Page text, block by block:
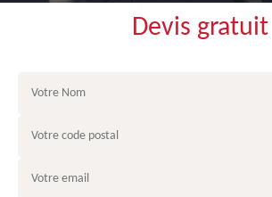
Devis gratuit